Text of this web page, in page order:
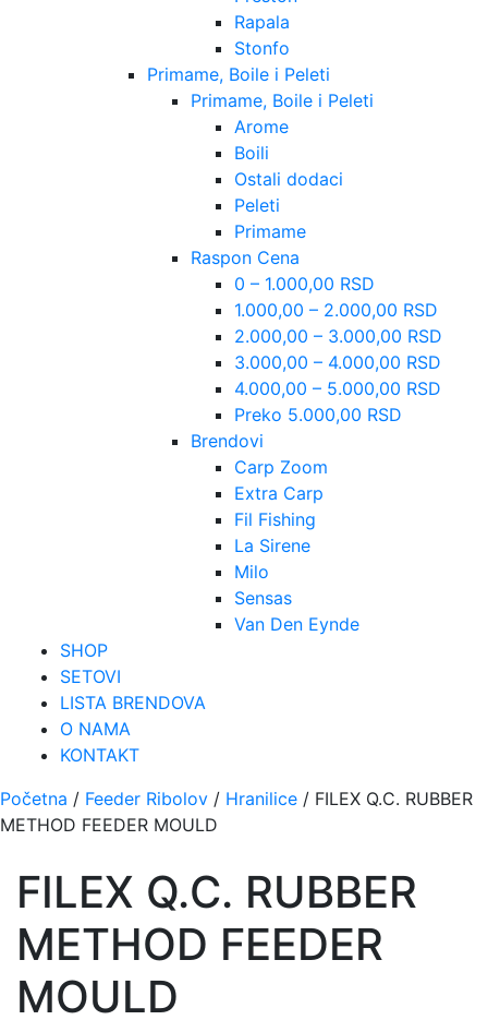
Rapala
Stonfo
Primame, Boile i Peleti
Primame, Boile i Peleti
Arome
Boili
Ostali dodaci
Peleti
Primame
Raspon Cena
0 – 1.000,00 RSD
1.000,00 – 2.000,00 RSD
2.000,00 – 3.000,00 RSD
3.000,00 – 4.000,00 RSD
4.000,00 – 5.000,00 RSD
Preko 5.000,00 RSD
Brendovi
Carp Zoom
Extra Carp
Fil Fishing
La Sirene
Milo
Sensas
Van Den Eynde
SHOP
SETOVI
LISTA BRENDOVA
O NAMA
KONTAKT
Početna / Feeder Ribolov / Hranilice / FILEX Q.C. RUBBER
METHOD FEEDER MOULD
FILEX Q.C. RUBBER
METHOD FEEDER
MOULD